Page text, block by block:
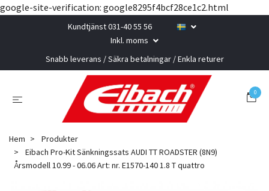
google-site-verification: google8295f4bcf28ce1c2.html
Kundtjänst 031-40 55 56
Inkl. moms
Snabb leverans / Säkra betalningar / Enkla returer
0
Hem
Produkter
Eibach Pro-Kit Sänkningssats AUDI TT ROADSTER (8N9)
Årsmodell 10.99 - 06.06 Art: nr. E1570-140 1.8 T quattro